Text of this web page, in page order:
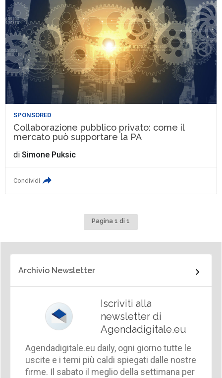
SPONSORED
Collaborazione pubblico privato: come il
mercato può supportare la PA
diSimone Puksic
Condividi
Pagina 1 di 1
Archivio Newsletter
Iscriviti alla
newsletter di
Agendadigitale.eu
Agendadigitale.eu daily, ogni giorno tutte le
uscite e i temi più caldi spiegati dalle nostre
firme. Il sabato il meglio della settimana per